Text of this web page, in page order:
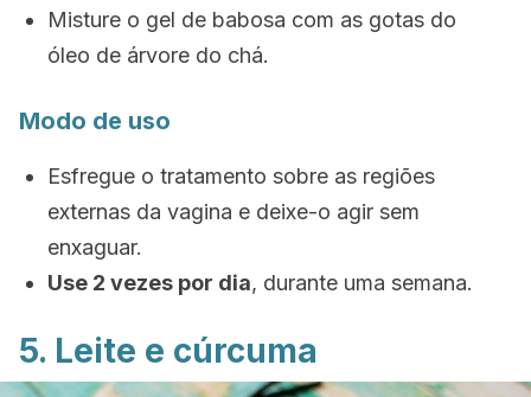
Misture o gel de babosa com as gotas do
óleo de árvore do chá.
Modo de uso
Esfregue o tratamento sobre as regiões
externas da vagina e deixe-o agir sem
enxaguar.
Use 2 vezes por dia, durante uma semana.
5. Leite e cúrcuma